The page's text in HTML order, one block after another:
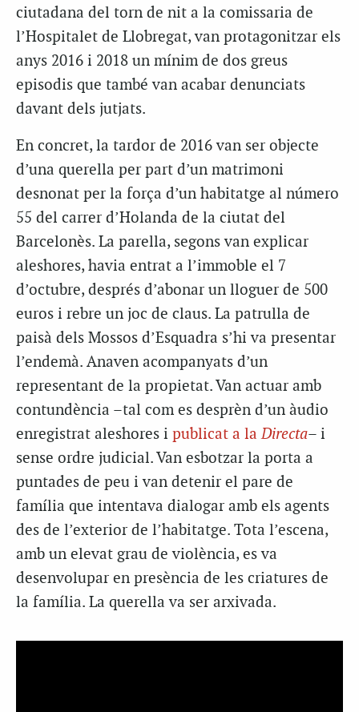
ciutadana del torn de nit a la comissaria de
l’Hospitalet de Llobregat, van protagonitzar els
anys 2016 i 2018 un mínim de dos greus
episodis que també van acabar denunciats
davant dels jutjats.
En concret, la tardor de 2016 van ser objecte
d’una querella per part d’un matrimoni
desnonat per la força d’un habitatge al número
55 del carrer d’Holanda de la ciutat del
Barcelonès. La parella, segons van explicar
aleshores, havia entrat a l’immoble el 7
d’octubre, després d’abonar un lloguer de 500
euros i rebre un joc de claus. La patrulla de
paisà dels Mossos d’Esquadra s’hi va presentar
l’endemà. Anaven acompanyats d’un
representant de la propietat. Van actuar amb
contundència –tal com es desprèn d’un àudio
enregistrat aleshores i publicat a laDirecta– i
sense ordre judicial. Van esbotzar la porta a
puntades de peu i van detenir el pare de
família que intentava dialogar amb els agents
des de l’exterior de l’habitatge. Tota l’escena,
amb un elevat grau de violència, es va
desenvolupar en presència de les criatures de
la família. La querella va ser arxivada.